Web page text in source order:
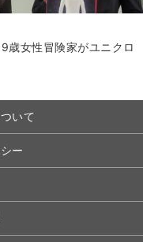
女性冒険家がユニクロ
いて
ー